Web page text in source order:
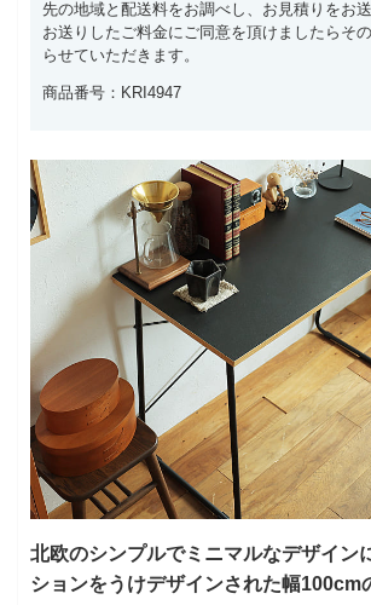
先の地域と配送料をお調べし、お見積りをお送
お送りしたご料金にご同意を頂けましたらそ
らせていただきます。
商品番号：KRI4947
北欧のシンプルでミニマルなデザイン
ションをうけデザインされた幅100cm